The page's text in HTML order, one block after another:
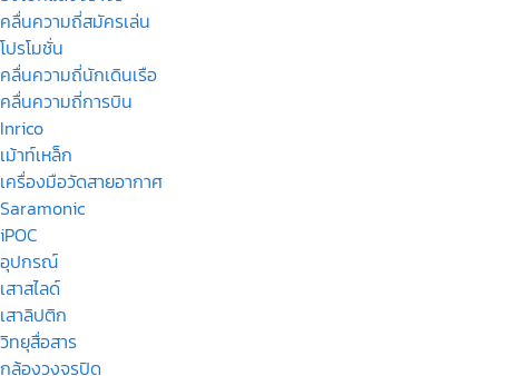
คลื่นความถี่สมัครเล่น
โปรโมชั่น
คลื่นความถี่นักเดินเรือ
คลื่นความถี่การบิน
Inrico
เม้าท์เหล็ก
เครื่องมือวัดสายอากาศ
Saramonic
iPOC
อุปกรณ์
เสาสไลด์
เสาลิปติก
วิทยุสื่อสาร
กล้องวงจรปิด